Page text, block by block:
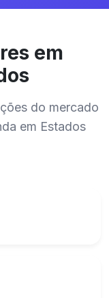
em
do mercado
em Estados